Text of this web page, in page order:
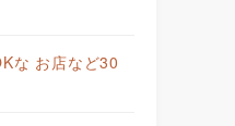
な お店など30